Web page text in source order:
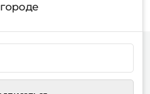
городе